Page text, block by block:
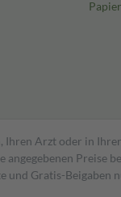
Arzt oder in
Preise
Gratis-Beigaben